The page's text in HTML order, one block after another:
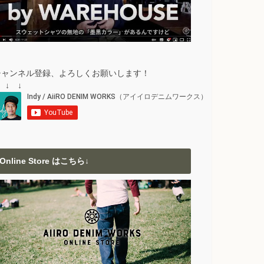
ンネル登録、よろしくお願いします！
↓ ↓
Online Store はこちら↓